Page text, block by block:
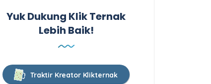
Yuk Dukung Klik Ternak
Lebih Baik!
Traktir Kreator Klikternak